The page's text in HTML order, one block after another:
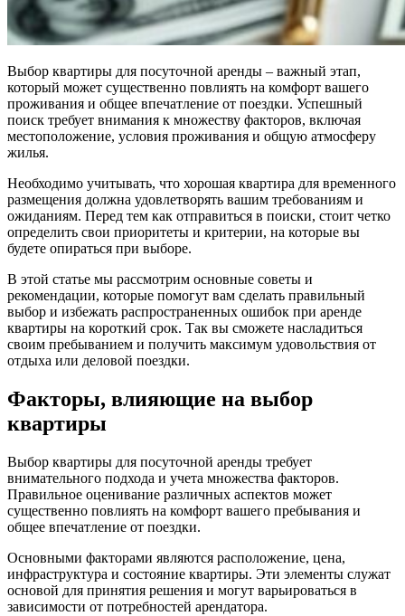
Выбор квартиры для посуточной аренды – важный этап,
который может существенно повлиять на комфорт вашего
проживания и общее впечатление от поездки. Успешный
поиск требует внимания к множеству факторов, включая
местоположение, условия проживания и общую атмосферу
жилья.
Необходимо учитывать, что хорошая квартира для временного
размещения должна удовлетворять вашим требованиям и
ожиданиям. Перед тем как отправиться в поиски, стоит четко
определить свои приоритеты и критерии, на которые вы
будете опираться при выборе.
В этой статье мы рассмотрим основные советы и
рекомендации, которые помогут вам сделать правильный
выбор и избежать распространенных ошибок при аренде
квартиры на короткий срок. Так вы сможете насладиться
своим пребыванием и получить максимум удовольствия от
отдыха или деловой поездки.
Факторы, влияющие на выбор
квартиры
Выбор квартиры для посуточной аренды требует
внимательного подхода и учета множества факторов.
Правильное оценивание различных аспектов может
существенно повлиять на комфорт вашего пребывания и
общее впечатление от поездки.
Основными факторами являются расположение, цена,
инфраструктура и состояние квартиры. Эти элементы служат
основой для принятия решения и могут варьироваться в
зависимости от потребностей арендатора.